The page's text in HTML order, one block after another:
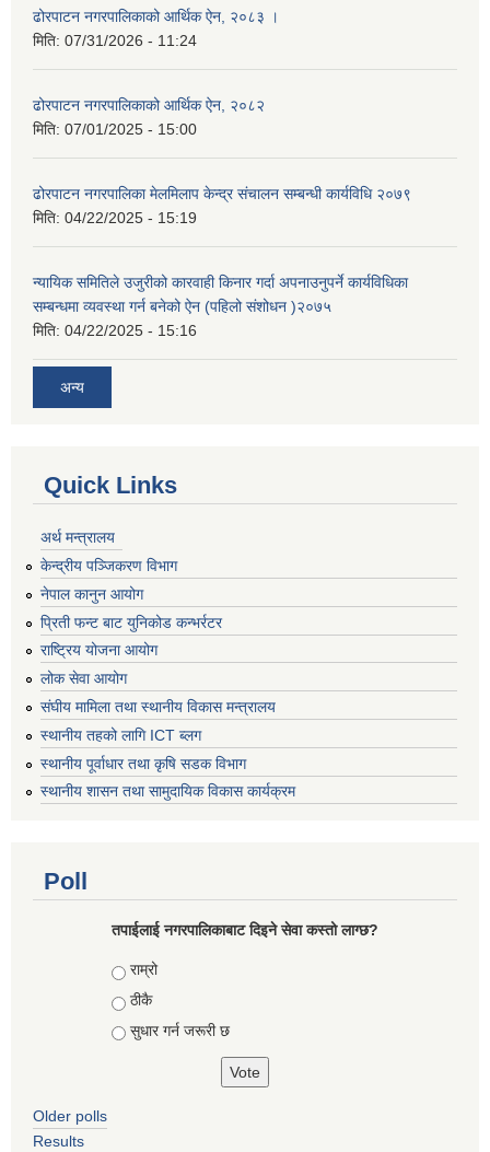
ढोरपाटन नगरपालिकाको आर्थिक ऐन, २०८३ ।
मिति: 07/31/2026 - 11:24
ढोरपाटन नगरपालिकाको आर्थिक ऐन, २०८२
मिति: 07/01/2025 - 15:00
ढोरपाटन नगरपालिका मेलमिलाप केन्द्र संचालन सम्बन्धी कार्यविधि २०७९
मिति: 04/22/2025 - 15:19
न्यायिक समितिले उजुरीको कारवाही किनार गर्दा अपनाउनुपर्ने कार्यविधिका
सम्बन्धमा व्यवस्था गर्न बनेको ऐन (पहिलो संशोधन )२०७५
मिति: 04/22/2025 - 15:16
अन्य
Quick Links
अर्थ मन्त्रालय
केन्द्रीय पञ्जिकरण विभाग
नेपाल कानुन आयोग
प्रिती फन्ट बाट युनिकोड कन्भर्रटर
राष्ट्रिय योजना आयोग
लोक सेवा आयोग
संघीय मामिला तथा स्थानीय विकास मन्त्रालय
स्थानीय तहको लागि ICT ब्लग
स्थानीय पूर्वाधार तथा कृषि सडक विभाग
स्थानीय शासन तथा सामुदायिक विकास कार्यक्रम
Poll
तपाईलाई नगरपालिकाबाट दिइने सेवा कस्तो लाग्छ?
Choices
राम्रो
ठीकै
सुधार गर्न जरूरी छ
Older polls
Results